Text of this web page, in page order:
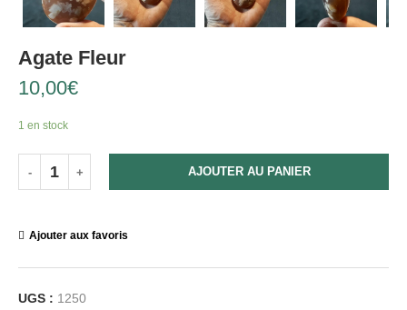
Agate Fleur
10,00€
1 en stock
AJOUTER AU PANIER
Ajouter aux favoris
UGS : 1250